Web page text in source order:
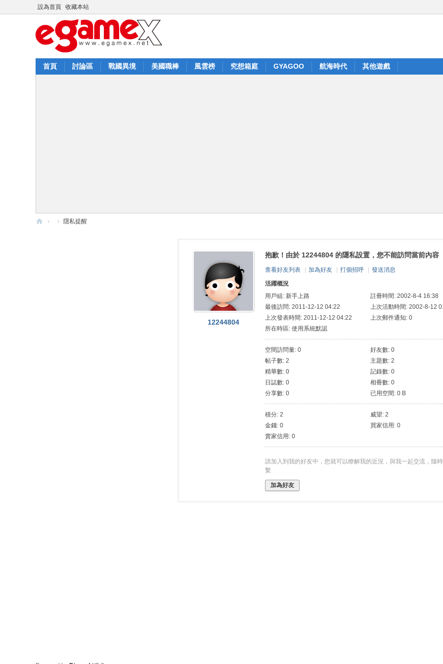
設為首頁 收藏本站
首頁 討論區 戰國異境 美國職棒 風雲榜 究想箱庭 GYAGOO 航海時代 其他遊戲
› › 隱私提醒
12244804
抱歉！由於 12244804 的隱私設置，您不能訪問當前內容
查看好友列表 加為好友 打個招呼
發送消息
活躍概況
用戶組: 新手上路
註冊時間: 2002-8-4 16:38
最後訪問: 2011-12-12 04:22
上次活動時間: 2002-8-12
上次發表時間: 2011-12-12 04:22
上次郵件通知: 0
所在時區: 使用系統默認
空間訪問量: 0
好友數: 0
帖子數: 2
主題數: 2
精華數: 0
記錄數: 0
日誌數: 0
相冊數: 0
分享數: 0
已用空間: 0 B
積分: 2
威望: 2
金錢: 0
買家信用: 0
賣家信用: 0
請加入到我的好友中，您就可以瞭解我的近況，與我一起交流，隨
繫
加為好友